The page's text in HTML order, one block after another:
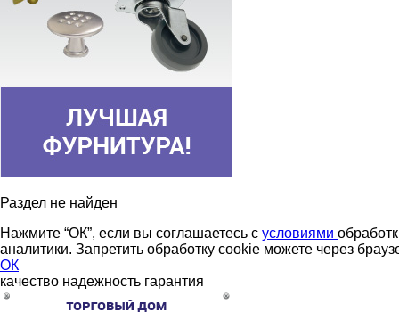
Раздел не найден
Нажмите “ОК”, если вы соглашаетесь с условиями
аналитики. Запретить обработку cookie можете через
ОК
качество надежность гарантия